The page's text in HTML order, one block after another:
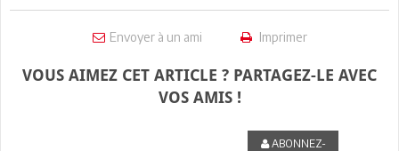
Envoyer à un ami Imprimer
VOUS AIMEZ CET ARTICLE ? PARTAGEZ-LE AVEC
VOS AMIS !
ABONNEZ-